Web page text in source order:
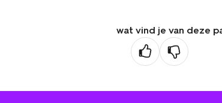
wat vind je van deze